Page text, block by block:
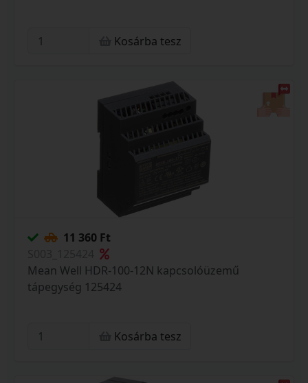
Kosárba tesz
11 360 Ft
Mean Well HDR-100-12N kapcsolóüzemű
tápegység 125424
Kosárba tesz